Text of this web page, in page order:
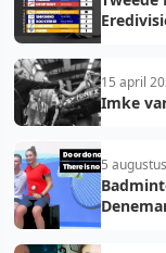
15 april
Imke
5